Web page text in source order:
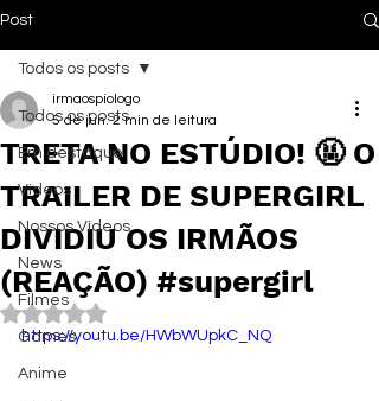
Post
Todos os posts
Em destaque
Vídeos
Nossos Vídeos
News
Filmes
Games
Anime
Todos os posts
TRETA NO ESTÚDIO! 🤬 O
TRAILER DE SUPERGIRL
DIVIDIU OS IRMÃOS
(REAÇÃO) #supergirl
irmaospiologo
5 de jun. 2 min de leitura
Avaliado com NaN de 5 estrelas.
https://youtu.be/HWbWUpkC_NQ